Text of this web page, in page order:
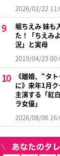
2026/02/22
堀ちえみ 妹も
た！「ちえみ
況」と実母
2019/04/23
《離婚、“タ
に》来年1月
主演する「紅
ラ女優」
2026/08/06